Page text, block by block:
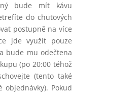
bude mít kávu
do chuťových
postupně na více
jde využít pouze
bude mu odečtena
(po 20:00 téhož
(tento také
Pokud